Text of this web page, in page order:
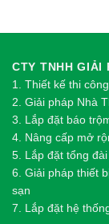
CTY TNHH GIẢI
1. Thiết kế thi
2. Giải pháp Nhà
3. Lắp đặt báo
4. Nâng cấp mở
5. Lắp đặt tổng
6. Giải pháp thiết
sạn
7. Lắp đặt hệ